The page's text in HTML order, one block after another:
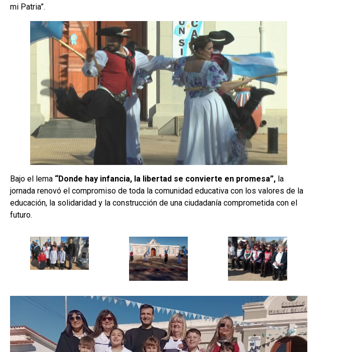
mi Patria”.
Bajo el lema “Donde hay infancia, la libertad se convierte en promesa”, la
jornada renovó el compromiso de toda la comunidad educativa con los valores de la
educación, la solidaridad y la construcción de una ciudadanía comprometida con el
futuro.